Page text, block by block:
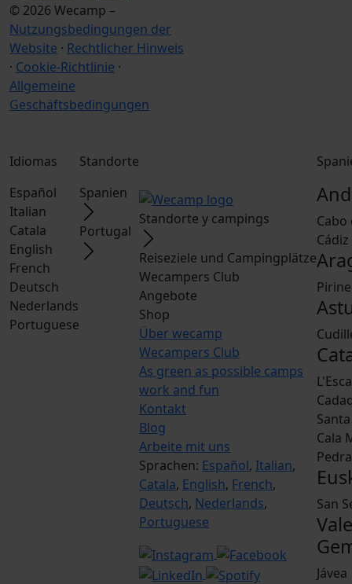
© 2026 Wecamp –
Nutzungsbedingungen der
Website · Rechtlicher Hinweis
· Cookie-Richtlinie ·
Allgemeine
Geschäftsbedingungen
Idiomas
Español
Italian
Catala
English
French
Deutsch
Nederlands
Portuguese
Standorte
Spanien
Portugal
Standorte y campings
Reiseziele und Campingplätze
Wecampers Club
Angebote
Shop
Über wecamp
Wecampers Club
As green as possible camps
work and fun
Kontakt
Blog
Arbeite mit uns
Sprachen: Español, Italian,
Catala, English, French,
Deutsch, Nederlands,
Portuguese
Cabo
Cádiz
Cala
San
Jávea